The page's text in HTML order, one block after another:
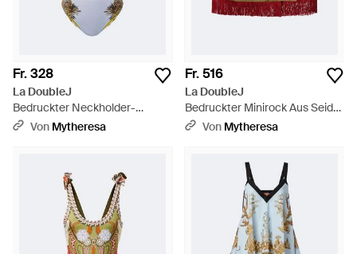
Fr. 328
La DoubleJ
Bedruckter Neckholder-
Badeanzug - Blau
Von Mytheresa
Fr. 516
La DoubleJ
Bedruckter Minirock Aus Seide
Mit Fransen - Mehrfarbig
Von Mytheresa